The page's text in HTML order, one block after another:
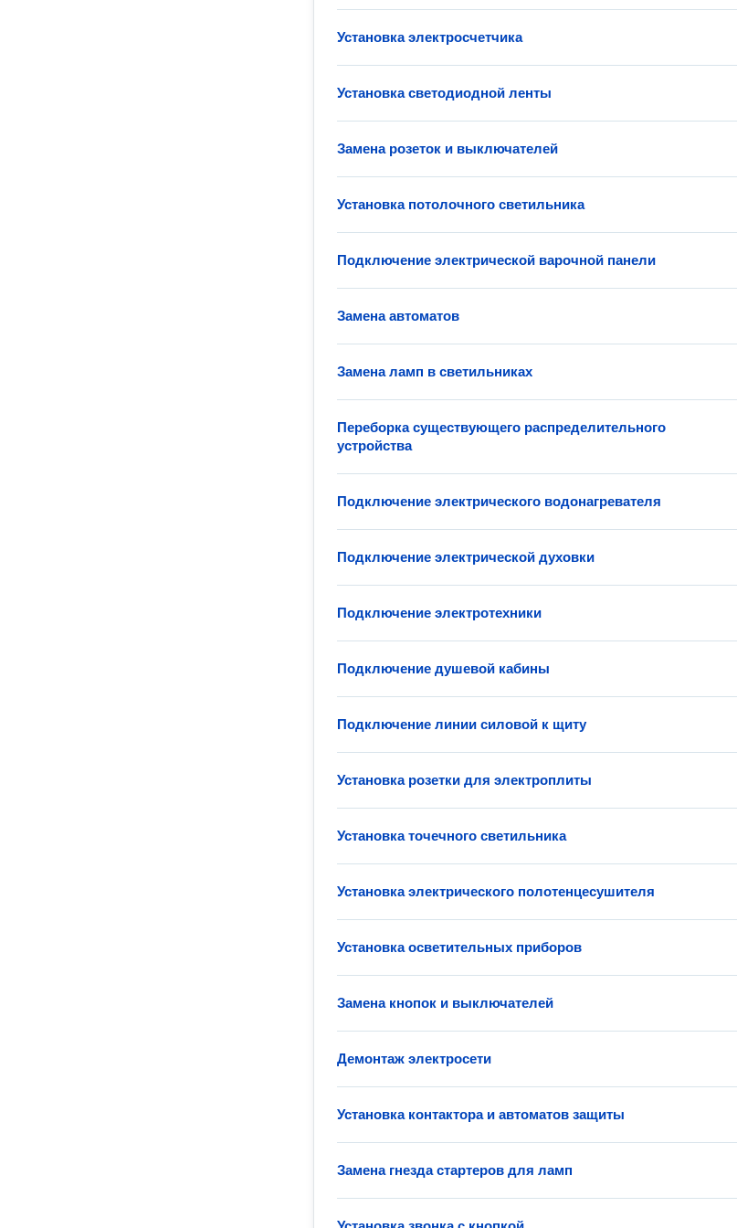
Установка электросчетчика
Установка светодиодной ленты
Замена розеток и выключателей
Установка потолочного светильника
Подключение электрической варочной панели
Замена автоматов
Замена ламп в светильниках
Переборка существующего распределительного
устройства
Подключение электрического водонагревателя
Подключение электрической духовки
Подключение электротехники
Подключение душевой кабины
Подключение линии силовой к щиту
Установка розетки для электроплиты
Установка точечного светильника
Установка электрического полотенцесушителя
Установка осветительных приборов
Замена кнопок и выключателей
Демонтаж электросети
Установка контактора и автоматов защиты
Замена гнезда стартеров для ламп